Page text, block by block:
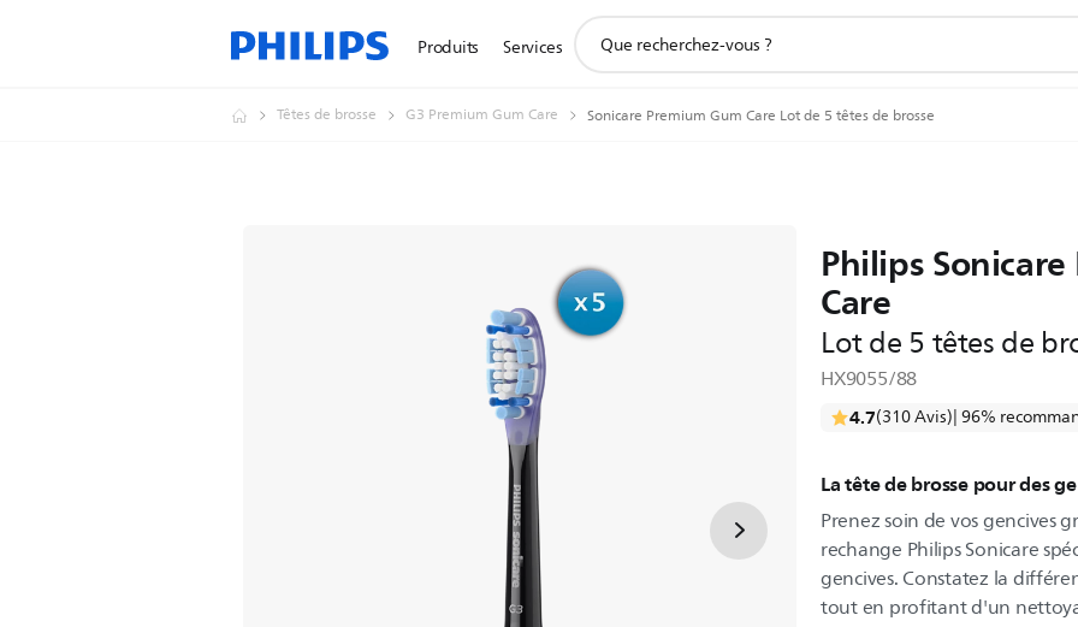
Produits Services
de
Têtes de brosse G3 Premium Gum Care Sonicare Premium Gum Care Lot de 5 têtes de brosse
Philips
Care
Lot de 5 têtes de
HX9055/88
4.7(310 Avis)| 96%
La tête de brosse pour des
Prenez soin de vos gencives
rechange Philips Sonicare
gencives. Constatez la
tout en profitant d'un